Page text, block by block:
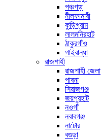
পঞ্চগড়
নীলফামারী
কুড়িগ্রাম
লালমনিরহাট
ঠাকুরগাঁও
গাইবান্ধা
রাজশাহী
রাজশাহী জেলা
পাবনা
সিরাজগঞ্জ
জয়পুরহাট
নওগাঁ
নবাবগঞ্জ
নাটোর
বগুড়া